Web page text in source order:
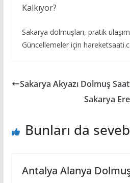
Kalkıyor?
Sakarya dolmuşları, pratik
Güncellemeler için
Sakarya Akyazı Dolmuş
Sakarya
Bunları da
Antalya Alanya